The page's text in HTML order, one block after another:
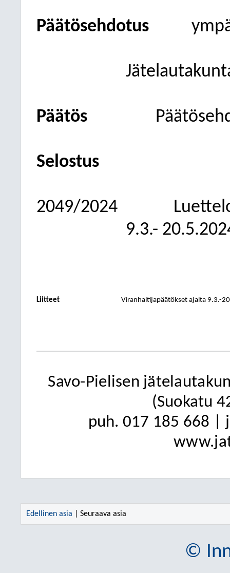
Päätösehdotus
Päätös
Selostus
2049/2024
9.3.-
Liitteet Viranhaltijapäätökset ajalta 9.3.-
Savo-Pielisen
(Suokatu
puh. 017 185 668
Edellinen asia | Seuraava asia
©